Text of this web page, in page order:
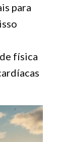
para
física